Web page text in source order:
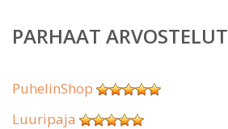
PARHAAT ARVOSTELUT
PuhelinShop
Luuripaja